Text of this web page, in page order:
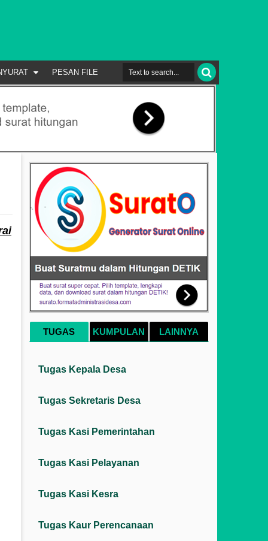
PESAN FILE
TUGAS KUMPULAN LAINNYA
Tugas Kepala Desa
Tugas Sekretaris Desa
Tugas Kasi Pemerintahan
Tugas Kasi Pelayanan
Tugas Kasi Kesra
Tugas Kaur Perencanaan